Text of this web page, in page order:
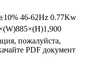
46-62Hz 0.77Kw
пожалуйста,
PDF документ